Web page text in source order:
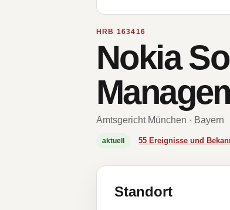
HRB 163416
Nokia
Amtsgericht München · Bayern
aktuell 55 Ereignisse und
Standort